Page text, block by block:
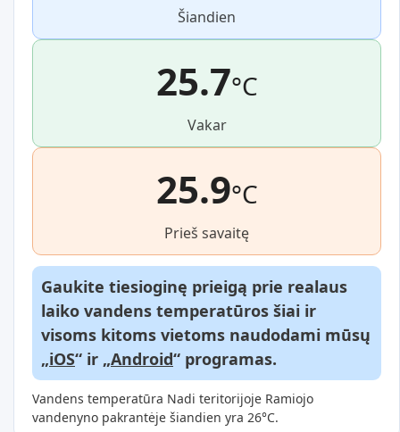
Šiandien
25.7°C
Vakar
25.9°C
Prieš savaitę
Gaukite tiesioginę prieigą prie realaus
laiko vandens temperatūros šiai ir
visoms kitoms vietoms naudodami mūsų
„iOS“ ir „Android“ programas.
Vandens temperatūra Nadi teritorijoje Ramiojo
vandenyno pakrantėje šiandien yra 26°C.